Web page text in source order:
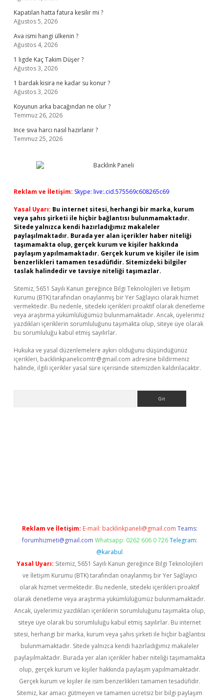
Kapatılan hatta fatura kesilir mi ?
Ağustos 5, 2026
Ava ismi hangi ülkenin ?
Ağustos 4, 2026
1 ligde Kaç Takim Düşer ?
Ağustos 3, 2026
1 bardak kisira ne kadar su konur ?
Ağustos 3, 2026
Koyunun arka bacağından ne olur ?
Temmuz 26, 2026
Ince sıva harcı nasıl hazirlanir ?
Temmuz 25, 2026
Reklam ve İletişim: Skype: live:.cid.575569c608265c69
Yasal Uyarı: Bu internet sitesi, herhangi bir marka, kurum
veya şahıs şirketi ile hiçbir bağlantısı bulunmamaktadır.
Sitede yalnızca kendi hazırladığımız makaleler
paylaşılmaktadır. Burada yer alan içerikler haber niteliği
taşımamakta olup, gerçek kurum ve kişiler hakkında
paylaşım yapılmamaktadır. Gerçek kurum ve kişiler ile isim
benzerlikleri tamamen tesadüfidir. Sitemizdeki bilgiler
taslak halindedir ve tavsiye niteliği taşımazlar.
Sitemiz, 5651 Sayılı Kanun gereğince Bilgi Teknolojileri ve İletişim
Kurumu (BTK) tarafından onaylanmış bir Yer Sağlayıcı olarak hizmet
vermektedir. Bu nedenle, sitedeki içerikleri proaktif olarak denetleme
veya araştırma yükümlülüğümüz bulunmamaktadır. Ancak, üyelerimiz
yazdıkları içeriklerin sorumluluğunu taşımakta olup, siteye üye olarak
bu sorumluluğu kabul etmiş sayılırlar.
Hukuka ve yasal düzenlemelere aykırı olduğunu düşündüğünüz
içerikleri, backlinkpanelicomtr@gmail.com adresine bildirmeniz
halinde, ilgili içerikler yasal süre içerisinde sitemizden kaldırılacaktır.
Reklam ve İletişim: E-mail: backlinkpaneli@gmail.com Teams:
forumhizmeti@gmail.com Whatsapp: 0262 606 0 726 Telegram:
@karabul
Yasal Uyarı: Sitemiz, 5651 Sayılı Kanun gereğince Bilgi Teknolojileri
ve İletişim Kurumu (BTK) tarafından onaylanmış bir Yer Sağlayıcı
olarak hizmet vermektedir. Bu nedenle, sitedeki içerikleri proaktif
olarak denetleme veya araştırma yükümlülüğümüz bulunmamaktadır.
Ancak, üyelerimiz yazdıkları içeriklerin sorumluluğunu taşımakta olup,
siteye üye olarak bu sorumluluğu kabul etmiş sayılırlar. Bu internet
sitesi, herhangi bir marka, kurum veya şahıs şirketi ile hiçbir bağlantısı
bulunmamaktadır. Sitede yalnızca kendi hazırladığımız makaleler
paylaşılmaktadır. Burada yer alan içerikler haber niteliği taşımamakta
olup, gerçek kurum ve kişiler hakkında paylaşım yapılmamaktadır.
Gerçek kurum ve kişiler ile isim benzerlikleri tamamen tesadüfidir.
Sitemiz, kar amacı gütmeyen ve tamamen ücretsiz bir bilgi paylaşım